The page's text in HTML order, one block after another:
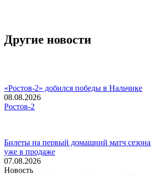
Другие новости
«Ростов-2» добился победы в Нальчике
08.08.2026
Ростов-2
Билеты на первый домашний матч
уже в продаже
07.08.2026
Новость